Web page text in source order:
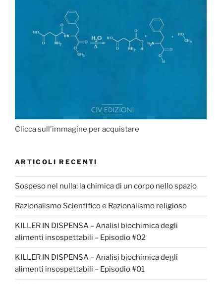
Clicca sull'immagine per acquistare
ARTICOLI RECENTI
Sospeso nel nulla: la chimica di un corpo nello spazio
Razionalismo Scientifico e Razionalismo religioso
KILLER IN DISPENSA – Analisi biochimica degli
alimenti insospettabili – Episodio #02
KILLER IN DISPENSA – Analisi biochimica degli
alimenti insospettabili – Episodio #01